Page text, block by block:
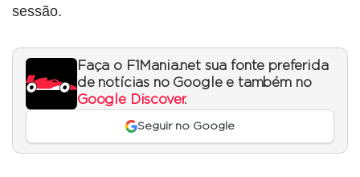
sessão.
Faça o F1Mania.net sua fonte preferida
de notícias no Google e também no
Google Discover.
Seguir no Google